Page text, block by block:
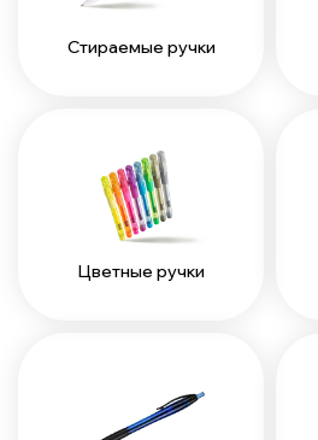
Стираемые ручки
Цветные ручки